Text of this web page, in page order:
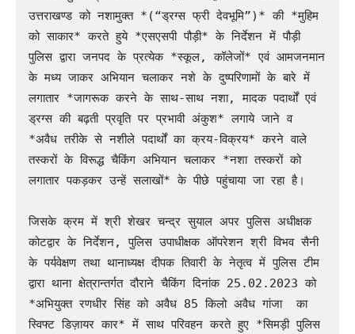
उत्तराखण्ड को नशामुक्त *(“ड्रग्स फ्री देवभूमि”)* की *मुहिम
को साकार* करते हुये *एसएसपी पौड़ी* के निर्देशन में पौड़ी
पुलिस द्वारा जनपद के प्रत्येक *स्कूल, कॉलेजों* एवं आमजनमान
के मध्य जाकर अभियान चलाकर नशे के दुष्परिणामों के बारे में
लगातार *जागरूक करने के साथ-साथ नशा, मादक पदार्थों एवं
ड्रग्स की बढ़ती प्रवृति पर प्रभावी अंकुश* लगाये जाने व
*अवैध तरीके से नशीले पदार्थों का क्रय-विक्रय* करने वाले
तस्करों के विरूद्ध चैकिंग अभियान चलाकर *नशा तस्करों को
लगातार पकड़कर उन्हें सलाखों* के पीछे पहुंचाया जा रहा है।
जिसके क्रम में श्री शेखर चन्द्र सुयाल अपर पुलिस अधीक्षक
कोटद्वार के निर्देशन, पुलिस उपाधीक्षक ऑपरेशन श्री विभव सैनी
के पर्यवेक्षण तथा थानाध्यक्ष दीपक तिवारी के नेतृत्व में पुलिस टीम
द्वारा थाना क्षेत्रान्तर्गत दौराने चैकिंग दिनांक 25.02.2023 को
*अभियुक्त रणधीर सिंह को अवैध 85 किलो अवैध गांजा  का
स्विफ्ट डिज़ायर कार* में साथ परिवहन करते हुए *सिमड़ी पुलिस